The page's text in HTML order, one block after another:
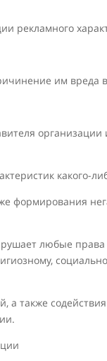
рекламного
им вреда
какого-
формирования
любые
а также